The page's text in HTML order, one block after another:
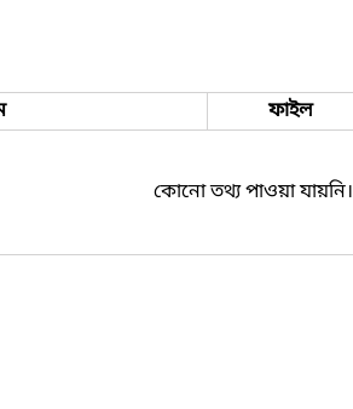
ফাইল
কোনো তথ্য পাওয়া যায়নি।